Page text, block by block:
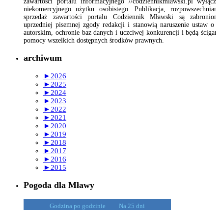
niekomercyjnego użytku osobistego. Publikacja,
sprzedaż zawartości portalu Codziennik Mławski są
uprzedniej pisemnej zgody redakcji i stanowią naruszenie ustaw o
autorskim, ochronie baz danych i uczciwej konkurencji i będą
pomocy wszelkich dostępnych środków prawnych.
archiwum
► 2026
► 2025
► 2024
► 2023
► 2022
► 2021
► 2020
► 2019
► 2018
► 2017
► 2016
► 2015
Pogoda dla Mławy
Godzina po godzinie Na 25 dni